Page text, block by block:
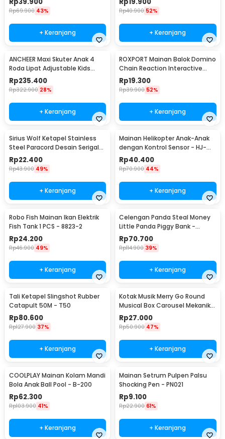
Rp69.900 43%
+ Keranjang
Rp40.900 52%
+ Keranjang
ANCHEER Maxi Skuter Anak 4
Roda Lipat Adjustable Kids
Scooter - QZ-001
Rp235.400
Rp322.900 28%
+ Keranjang
ROXPORT Mainan Balok Domino
Chain Reaction Interactive
Toys 120 PCS - ZMY-1
Rp19.300
Rp39.900 52%
+ Keranjang
Sirius Wolf Ketapel Stainless
Steel Paracord Desain Serigala
- HW-GJ049
Rp22.400
Rp43.900 49%
+ Keranjang
Mainan Helikopter Anak-Anak
dengan Kontrol Sensor - HJ-
8188
Rp40.400
Rp70.900 44%
+ Keranjang
Robo Fish Mainan Ikan Elektrik
Fish Tank 1 PCS - 8823-2
Rp24.200
Rp46.900 49%
+ Keranjang
Celengan Panda Steal Money
Little Panda Piggy Bank -
MM8807-1
Rp70.700
Rp114.900 39%
+ Keranjang
Tali Ketapel Slingshot Rubber
Catapult 50M - T50
Rp80.600
Rp127.900 37%
+ Keranjang
Kotak Musik Merry Go Round
Musical Box Carousel Mekanikal
- HD-Y02
Rp27.000
Rp50.900 47%
+ Keranjang
COOLPLAY Mainan Kolam Mandi
Bola Anak Ball Pool - B-200
Rp62.300
Rp103.900 41%
+ Keranjang
Mainan Setrum Pulpen Palsu
Shocking Pen - PN021
Rp9.100
Rp22.900 61%
+ Keranjang